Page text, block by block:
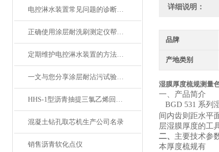
电控淋水装置常见问题的诊断与解决方法分享
正确使用涂层耐洗刷测定仪帮助能更准确的评估涂层性能
定期维护电控淋水装置的方法及重要性介绍
一文与您分享涂层耐沾污试验仪的正确操作步骤
HHS-1型沥青抽提三氯乙烯回收仪
混凝土钻孔取芯机生产公司名录
销售沥青软化点仪
详细说明：
品牌
产地类别
湿膜厚度梳规测量
一、产品简介
BGD 531 系列
间内齿则距水平
层湿膜厚度的工
二、 主要技术参
本厚度梳规有